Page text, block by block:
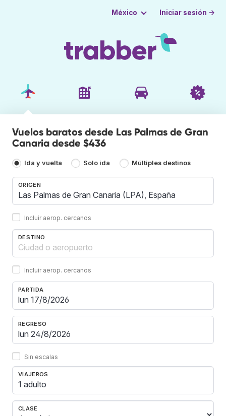
México Iniciar sesión →
Vuelos baratos desde Las Palmas de Gran
Canaria desde $436
Ida y vuelta Solo ida Múltiples destinos
ORIGEN
Incluir aerop. cercanos
DESTINO
Incluir aerop. cercanos
PARTIDA
REGRESO
Sin escalas
VIAJEROS
1 adulto
CLASE